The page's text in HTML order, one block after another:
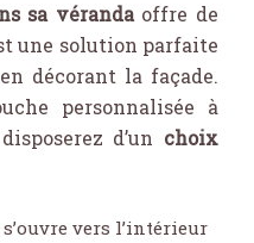
sa vérandaoffre de
une solution parfaite
décorant la façade.
personnalisée à
d’un choix
vers l’intérieur